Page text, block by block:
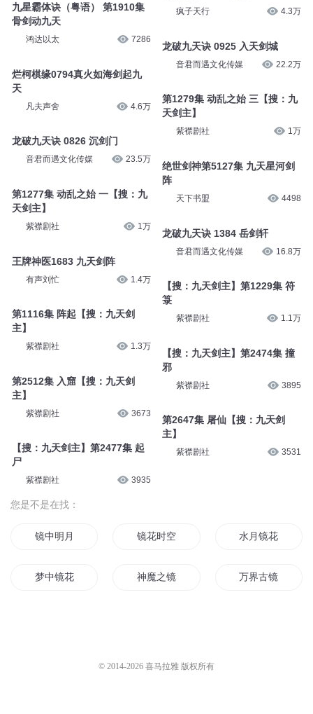
九星霸体诀（粤语） 第1910集
骨剑动九天
鸿达以太 7286
烂柯棋缘0794真火如海剑起九
天
凡夫声舍 4.6万
龙破九天诀 0826 沉剑门
音君而遇文化传媒 23.5万
第1277集 动乱之始 一【搜：九
天剑主】
紫襟剧社 1万
王牌神医1683 九天剑阵
有声刘忙 1.4万
第1116集 阵起【搜：九天剑
主】
紫襟剧社 1.3万
第2512集 入窟【搜：九天剑
主】
紫襟剧社 3673
【搜：九天剑主】第2477集 起
尸
紫襟剧社 3935
疯子天行 4.3万
龙破九天诀 0925 入天剑城
音君而遇文化传媒 22.2万
第1279集 动乱之始 三【搜：九
天剑主】
紫襟剧社 1万
绝世剑神第5127集 九天星河剑
阵
天下书盟 4498
龙破九天诀 1384 岳剑轩
音君而遇文化传媒 16.8万
【搜：九天剑主】第1229集 符
箓
紫襟剧社 1.1万
【搜：九天剑主】第2474集 撞
邪
紫襟剧社 3895
第2647集 屠仙【搜：九天剑
主】
紫襟剧社 3531
您是不是在找：
镜中明月 镜花时空 水月镜花
梦中镜花 神魔之镜 万界古镜
© 2014-2026 喜马拉雅 版权所有